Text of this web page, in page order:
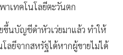
าเทคโนโลยีตะวันตก
ขึ้นบัญชีดำหัวเว่ยมาแล้ว ทำให้
ลยีจากสหรัฐได้หากผู้ขายไม่ได้